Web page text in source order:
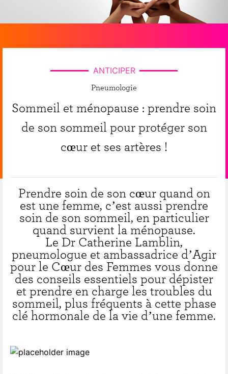
ANTICIPER
Pneumologie
Sommeil et ménopause : prendre soin
de son sommeil pour protéger son
cœur et ses artères !
Prendre soin de son cœur quand on
est une femme, c’est aussi prendre
soin de son sommeil, en particulier
quand survient la ménopause.
Le Dr Catherine Lamblin,
pneumologue et ambassadrice d’Agir
pour le Cœur des Femmes vous donne
des conseils essentiels pour dépister
et prendre en charge les troubles du
sommeil, plus fréquents à cette phase
clé hormonale de la vie d’une femme.